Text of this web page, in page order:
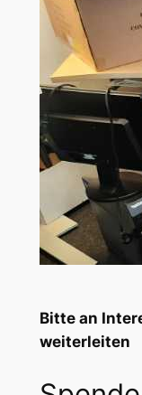
Bitte an
weiterleiten